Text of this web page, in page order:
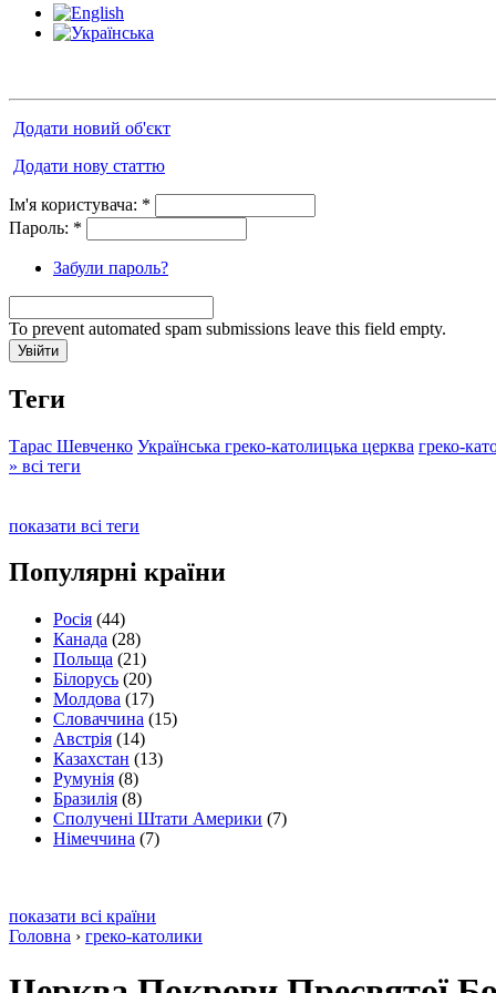
Додати новий об'єкт
Додати нову статтю
Ім'я користувача: *
Пароль: *
Забули пароль?
To prevent automated spam submissions leave this field empty.
Теги
Тарас Шевченко Українська греко-католицька церква греко-
» всі теги
показати всі теги
Популярні країни
Росія (44)
Канада (28)
Польща (21)
Білорусь (20)
Молдова (17)
Словаччина (15)
Австрія (14)
Казахстан (13)
Румунія (8)
Бразилія (8)
Сполучені Штати Америки (7)
Німеччина (7)
показати всі країни
Головна › греко-католики